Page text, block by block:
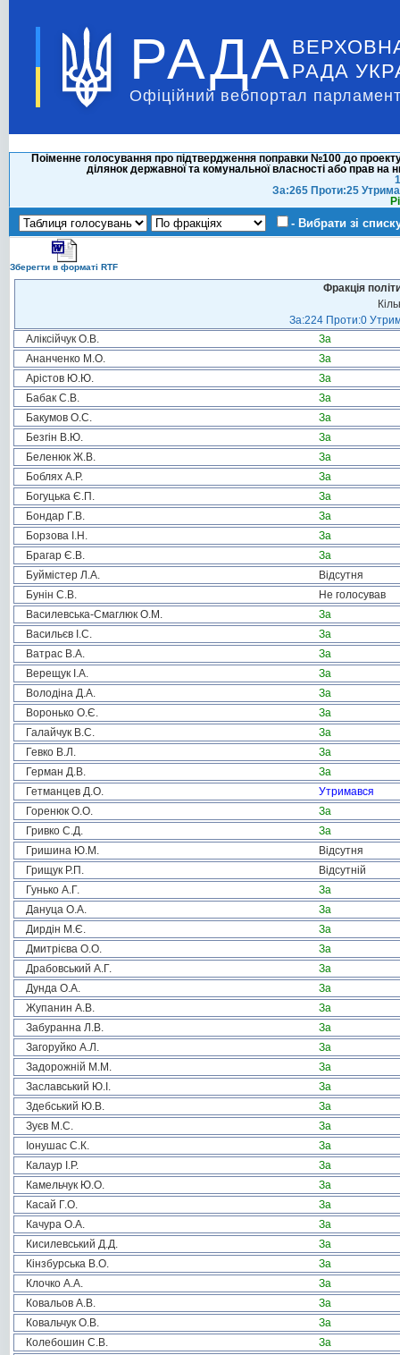
РАДА РАДА
Офіційний вебпортал
Поіменне голосування про підтвердження поправки №100 до
ділянок державної та комунальної власності або прав
За:265 Проти:25
- Вибрати зі
Зберегти в форматі RTF
Фракція
За:224 Проти:0
Аліксійчук О.В.
За
Ананченко М.О.
За
Арістов Ю.Ю.
За
Бабак С.В.
За
Бакумов О.С.
За
Безгін В.Ю.
За
Беленюк Ж.В.
За
Боблях А.Р.
За
Богуцька Є.П.
За
Бондар Г.В.
За
Борзова І.Н.
За
Брагар Є.В.
За
Буймістер Л.А.
Відсутня
Бунін С.В.
Не голосував
Василевська-Смаглюк О.М.
За
Васильєв І.С.
За
Ватрас В.А.
За
Верещук І.А.
За
Володіна Д.А.
За
Воронько О.Є.
За
Галайчук В.С.
За
Гевко В.Л.
За
Герман Д.В.
За
Гетманцев Д.О.
Утримався
Горенюк О.О.
За
Гривко С.Д.
За
Гришина Ю.М.
Відсутня
Грищук Р.П.
Відсутній
Гунько А.Г.
За
Дануца О.А.
За
Дирдін М.Є.
За
Дмитрієва О.О.
За
Драбовський А.Г.
За
Дунда О.А.
За
Жупанин А.В.
За
Забуранна Л.В.
За
Загоруйко А.Л.
За
Задорожній М.М.
За
Заславський Ю.І.
За
Здебський Ю.В.
За
Зуєв М.С.
За
Іонушас С.К.
За
Калаур І.Р.
За
Камельчук Ю.О.
За
Касай Г.О.
За
Качура О.А.
За
Кисилевський Д.Д.
За
Кінзбурська В.О.
За
Клочко А.А.
За
Ковальов А.В.
За
Ковальчук О.В.
За
Колебошин С.В.
За